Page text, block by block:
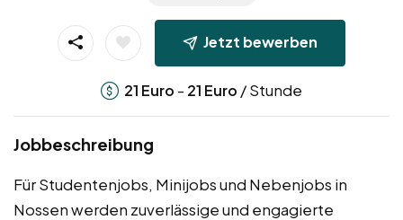
Jetzt bewerben
21 Euro - 21 Euro / Stunde
Jobbeschreibung
Für Studentenjobs, Minijobs und Nebenjobs in
Nossen werden zuverlässige und engagierte